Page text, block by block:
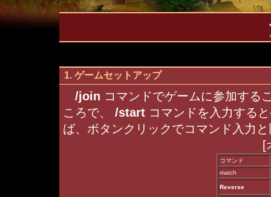
1. ゲームセットアップ
/join コマンドでゲームに参加する
ころで、
/start コマンドを入力する
ば、ボタンクリックでコマンド入力
[
コマンド
match
Reverse